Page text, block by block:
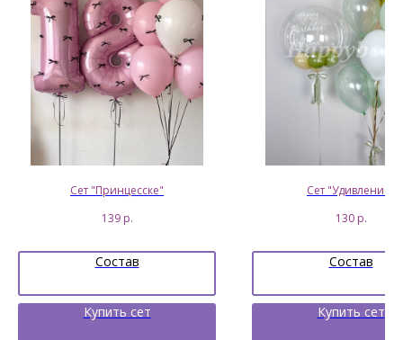
Сет "Принцесске"
139 р.
Состав
Купить сет
Сет "Удивление"
130 р.
Состав
Купить сет